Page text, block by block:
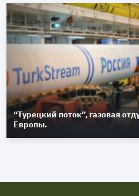
“Турецкий поток”, газовая
Европы.